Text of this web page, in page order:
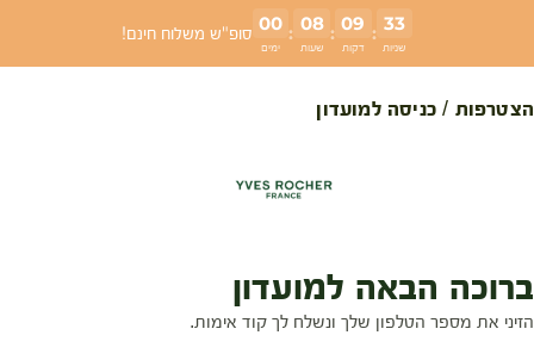
00
ימים
: 08
שעות
: 09
דקות
: 32
שניות
סופ"ש משלוח חינם!
הצטרפות / כניסה למועדון